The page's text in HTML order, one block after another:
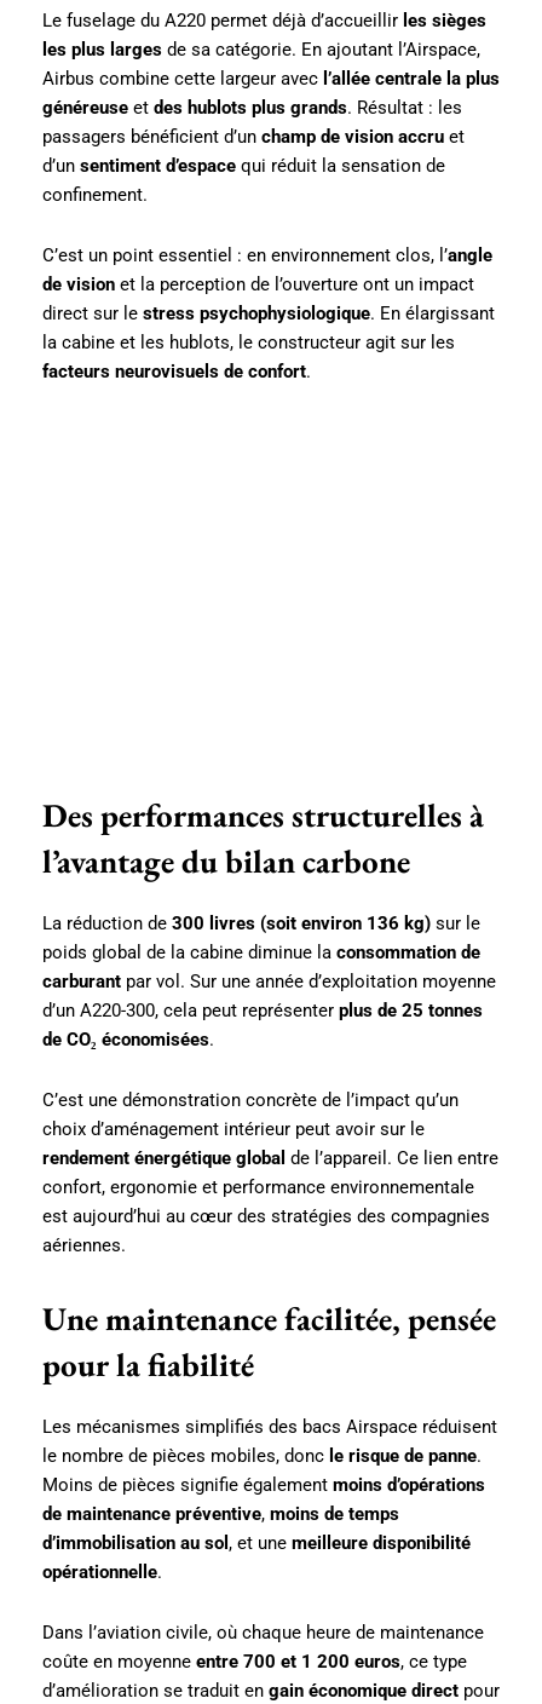
Le fuselage du A220 permet déjà d’accueillir les sièges
les plus larges de sa catégorie. En ajoutant l’Airspace,
Airbus combine cette largeur avec l’allée centrale la plus
généreuse et des hublots plus grands. Résultat : les
passagers bénéficient d’un champ de vision accru et
d’un sentiment d’espace qui réduit la sensation de
confinement.
C’est un point essentiel : en environnement clos, l’angle
de vision et la perception de l’ouverture ont un impact
direct sur le stress psychophysiologique. En élargissant
la cabine et les hublots, le constructeur agit sur les
facteurs neurovisuels de confort.
Des performances structurelles à
l’avantage du bilan carbone
La réduction de 300 livres (soit environ 136 kg) sur le
poids global de la cabine diminue la consommation de
carburant par vol. Sur une année d’exploitation moyenne
d’un A220-300, cela peut représenter plus de 25 tonnes
de CO₂ économisées.
C’est une démonstration concrète de l’impact qu’un
choix d’aménagement intérieur peut avoir sur le
rendement énergétique global de l’appareil. Ce lien entre
confort, ergonomie et performance environnementale
est aujourd’hui au cœur des stratégies des compagnies
aériennes.
Une maintenance facilitée, pensée
pour la fiabilité
Les mécanismes simplifiés des bacs Airspace réduisent
le nombre de pièces mobiles, donc le risque de panne.
Moins de pièces signifie également moins d’opérations
de maintenance préventive, moins de temps
d’immobilisation au sol , et une meilleure disponibilité
opérationnelle.
Dans l’aviation civile, où chaque heure de maintenance
coûte en moyenne entre 700 et 1 200 euros, ce type
d’amélioration se traduit en gain économique direct pour